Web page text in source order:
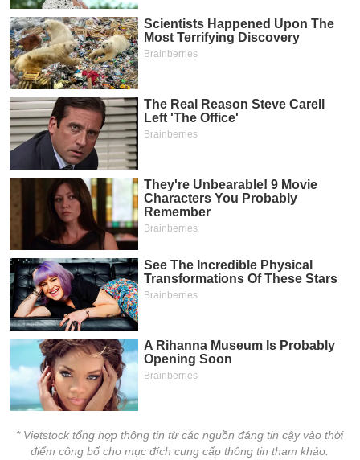
* Vietstock tổng hợp thông tin từ các nguồn đáng tin cậy vào thời
điểm công bố cho mục đích cung cấp thông tin tham khảo.